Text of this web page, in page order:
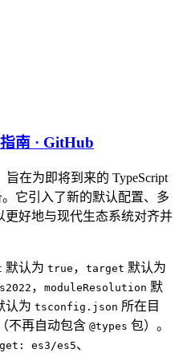
南 · GitHub
旨在为即将到来的 TypeScript
它引入了新的默认配置、多
好地与现代生态系统对齐并
默认为 true ， target 默认为
， moduleResolution 默
认为 tsconfig.json 所在目
不再自动包含 @types 包）。
es3/es5、